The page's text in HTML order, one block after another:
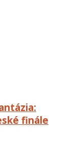
finále